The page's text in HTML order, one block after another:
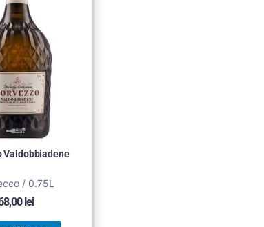
Valdobbiadene
/ 0.75L
lei